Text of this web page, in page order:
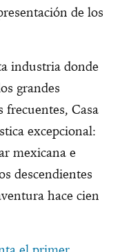
de los
industria donde
grandes
frecuentes, Casa
excepcional:
mexicana e
descendientes
hace cien